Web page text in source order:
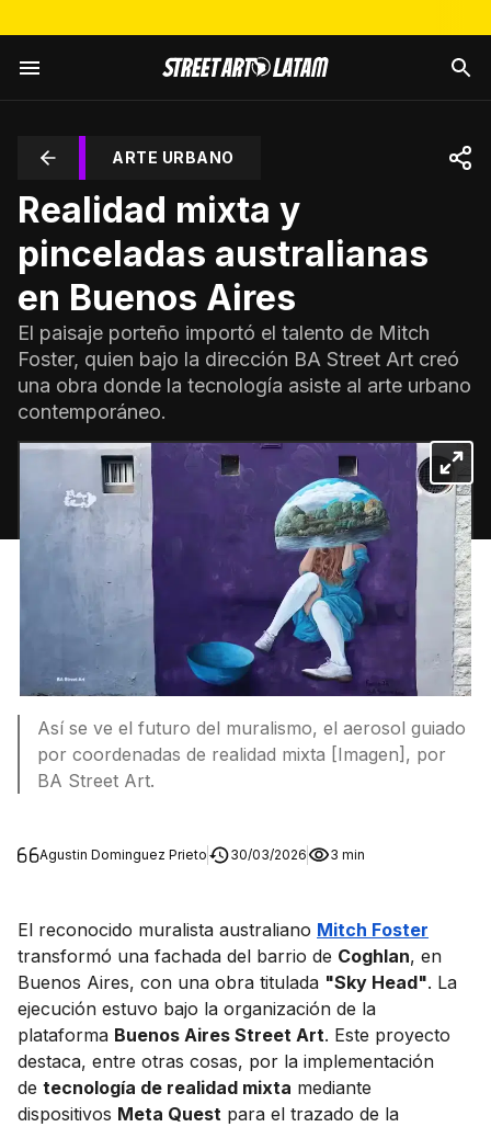
ARTE URBANO
Realidad mixta y
pinceladas australianas
en Buenos Aires
El paisaje porteño importó el talento de Mitch
Foster, quien bajo la dirección BA Street Art creó
una obra donde la tecnología asiste al arte urbano
contemporáneo.
Así se ve el futuro del muralismo, el aerosol guiado
por coordenadas de realidad mixta [Imagen], por
BA Street Art.
Agustin Dominguez Prieto 30/03/2026 3 min
El reconocido muralista australiano Mitch Foster
transformó una fachada del barrio de Coghlan, en
Buenos Aires, con una obra titulada "Sky Head". La
ejecución estuvo bajo la organización de la
plataforma Buenos Aires Street Art. Este proyecto
destaca, entre otras cosas, por la implementación
de tecnología de realidad mixta mediante
dispositivos Meta Quest para el trazado de la